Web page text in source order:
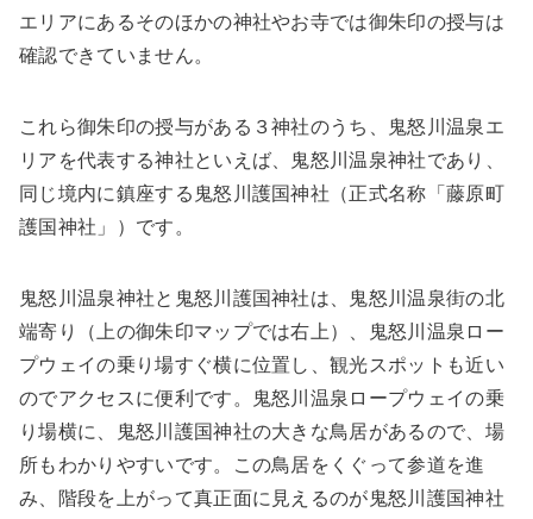
エリアにあるそのほかの神社やお寺では御朱印の授与は
確認できていません。
これら御朱印の授与がある３神社のうち、鬼怒川温泉エ
リアを代表する神社といえば、鬼怒川温泉神社であり、
同じ境内に鎮座する鬼怒川護国神社（正式名称「藤原町
護国神社」）です。
鬼怒川温泉神社と鬼怒川護国神社は、鬼怒川温泉街の北
端寄り（上の御朱印マップでは右上）、鬼怒川温泉ロー
プウェイの乗り場すぐ横に位置し、観光スポットも近い
のでアクセスに便利です。鬼怒川温泉ロープウェイの乗
り場横に、鬼怒川護国神社の大きな鳥居があるので、場
所もわかりやすいです。この鳥居をくぐって参道を進
み、階段を上がって真正面に見えるのが鬼怒川護国神社